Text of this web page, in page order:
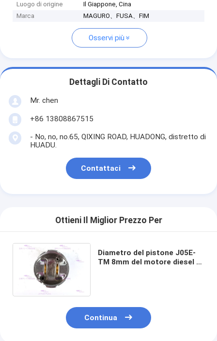
Luogo di origine
Il Giappone, Cina
Marca
MAGURO、FUSA、FIM
Osservi più
Dettagli Di Contatto
Mr. chen
+86 13808867515
- No, no, no.65, QIXING ROAD, HUADONG, distretto di
HUADU.
Contattaci
Ottieni Il Miglior Prezzo Per
Diametro del pistone J05E-
TM 8mm del motore diesel di
Continua